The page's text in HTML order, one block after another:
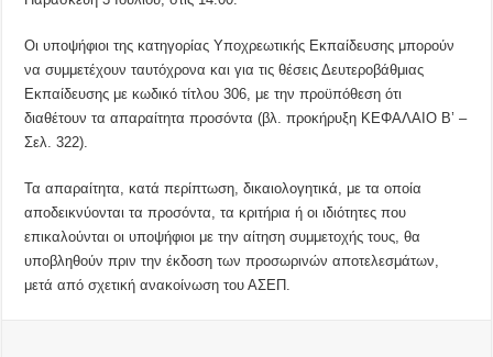
Οι υποψήφιοι της κατηγορίας Υποχρεωτικής Εκπαίδευσης μπορούν
να συμμετέχουν ταυτόχρονα και για τις θέσεις Δευτεροβάθμιας
Εκπαίδευσης με κωδικό τίτλου 306, με την προϋπόθεση ότι
διαθέτουν τα απαραίτητα προσόντα (βλ. προκήρυξη ΚΕΦΑΛΑΙΟ Β’ –
Σελ. 322).
Τα απαραίτητα, κατά περίπτωση, δικαιολογητικά, με τα οποία
αποδεικνύονται τα προσόντα, τα κριτήρια ή οι ιδιότητες που
επικαλούνται οι υποψήφιοι με την αίτηση συμμετοχής τους, θα
υποβληθούν πριν την έκδοση των προσωρινών αποτελεσμάτων,
μετά από σχετική ανακοίνωση του ΑΣΕΠ.